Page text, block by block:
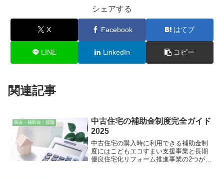
シェアする
X Facebook はてブ
LINE LinkedIn コピー
関連記事
税金・補助金・保険
中古住宅の補助金制度完全ガイド
2025
中古住宅の購入時に利用できる補助金制
度にはこどもエコすまい支援事業と長期
優良住宅化リフォーム推進事業の2つがあ